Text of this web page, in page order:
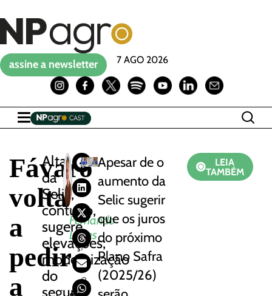
assine a newsletter 7 AGO 2026
Fávaro
volta
a
pedir
a
Alta
da
Selic,
contudo,
sugere
elevações;
modernização
do
seguro
Fernando
Lopes
1
0
/
0
4
Apesar de o
aumento da
Selic sugerir
que os juros
do próximo
Plano Safra
(2025/26)
LEIA
TAMBÉM